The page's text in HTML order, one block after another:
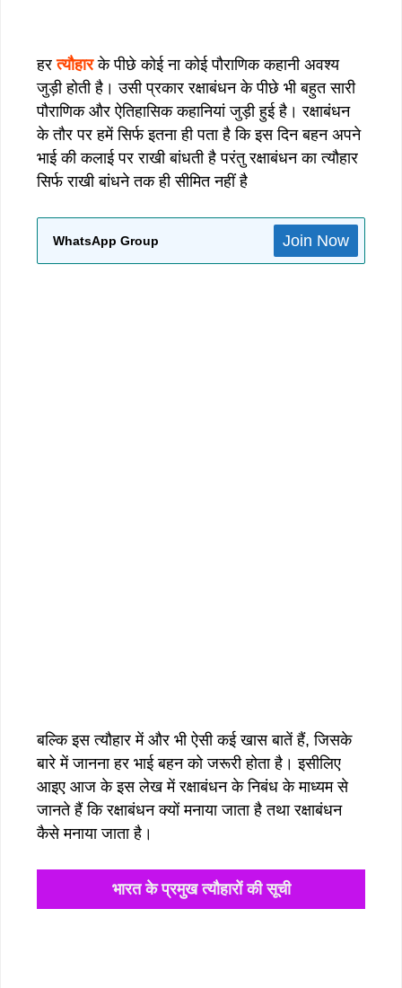
हरत्यौहार के पीछे कोई ना कोई पौराणिक कहानी अवश्य
जुड़ी होती है। उसी प्रकार रक्षाबंधन के पीछे भी बहुत सारी
पौराणिक और ऐतिहासिक कहानियां जुड़ी हुई है। रक्षाबंधन
के तौर पर हमें सिर्फ इतना ही पता है कि इस दिन बहन अपने
भाई की कलाई पर राखी बांधती है परंतु रक्षाबंधन का त्यौहार
सिर्फ राखी बांधने तक ही सीमित नहीं है
WhatsApp Group Join Now
बल्कि इस त्यौहार में और भी ऐसी कई खास बातें हैं, जिसके
बारे में जानना हर भाई बहन को जरूरी होता है। इसीलिए
आइए आज के इस लेख में रक्षाबंधन के निबंध के माध्यम से
जानते हैं कि रक्षाबंधन क्यों मनाया जाता है तथा रक्षाबंधन
कैसे मनाया जाता है।
भारत के प्रमुख त्यौहारों की सूची